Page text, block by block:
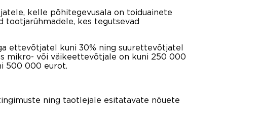
kelle põhitegevusala on toiduainete
tootjarühmadele, kes tegutsevad
ettevõtjatel kuni 30% ning suurettevõtjatel
mikro- või väikeettevõtjale on kuni 250 000
500 000 eurot.
ning taotlejale esitatavate nõuete